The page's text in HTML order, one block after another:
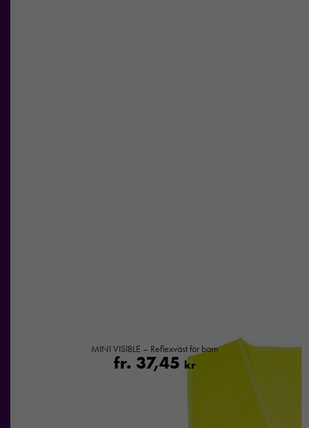
MINI VISIBLE – Reflexväst för barn
fr. 37,45 kr